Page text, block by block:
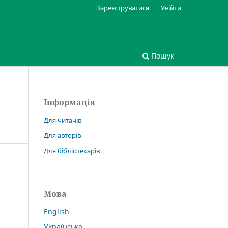
Пошук
Зареєструватися Увійти
Інформація
Для читачів
Для авторів
Для бібліотекарів
Мова
English